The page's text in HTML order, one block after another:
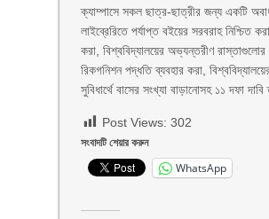
ক্যাম্পাসে সকল ছাত্র-ছাত্রীর জন্য একটি
লাইব্রেরিতে পর্যাপ্ত বইয়ের সরবরাহ নিশ্চিত
করা, বিশ্ববিদ্যালয়ের অভ্যন্তরীণ
রিকগনিশন পদ্ধতি ব্যবহার করা,
সুবিধার্থে বাসের সংখ্যা বাড়ানোসহ ১১ দফা
Post Views: 302
সংবাদটি শেয়ার করুন
WhatsApp